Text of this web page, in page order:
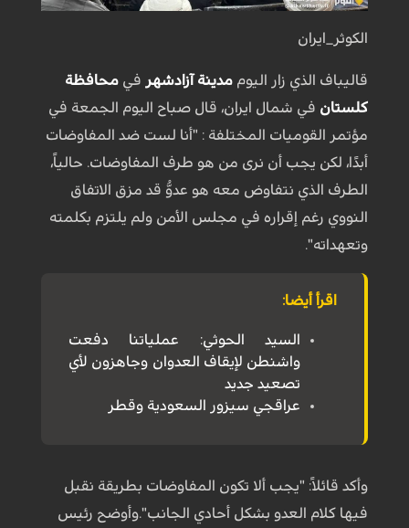
الكوثر_ايران
قاليباف الذي زار اليوم مدينة آزادشهر في محافظة
كلستان في شمال ايران، قال صباح اليوم الجمعة في
مؤتمر القوميات المختلفة : "أنا لست ضد المفاوضات
أبدًا، لكن يجب أن نرى من هو طرف المفاوضات. حالياً،
الطرف الذي نتفاوض معه هو عدوٌّ قد مزق الاتفاق
النووي رغم إقراره في مجلس الأمن ولم يلتزم بكلمته
وتعهداته".
اقرأ أيضا:
السيد الحوثي: عملياتنا دفعت
واشنطن لإيقاف العدوان وجاهزون لأي
تصعيد جديد
عراقجي سيزور السعودية وقطر
وأكد قائلاً: "يجب ألا تكون المفاوضات بطريقة نقبل
فيها كلام العدو بشكل أحادي الجانب".وأوضح رئيس